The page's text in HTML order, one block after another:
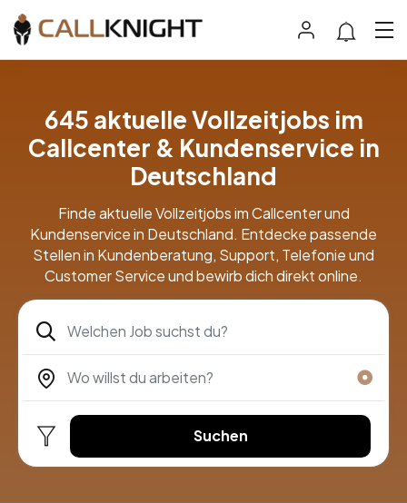
645 aktuelle Vollzeitjobs im
Callcenter & Kundenservice in
Deutschland
Finde aktuelle Vollzeitjobs im Callcenter und
Kundenservice in Deutschland. Entdecke passende
Stellen in Kundenberatung, Support, Telefonie und
Customer Service und bewirb dich direkt online.
Suchen